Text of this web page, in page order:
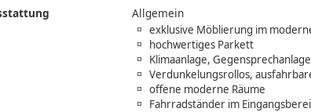
Allgemein
exklusive Möblierung im
hochwertiges Parkett
Klimaanlage,
Verdunkelungsrollos,
offene moderne Räume
Fahrradständer im